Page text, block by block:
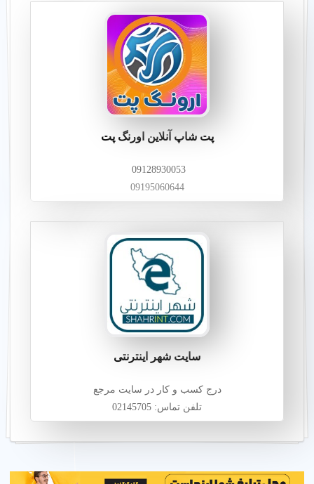
پت شاپ آنلاین اورنگ پت
09128930053
09195060644
سایت شهر اینترنتی
درج کسب و کار در سایت مرجع
تلفن تماس: 02145705